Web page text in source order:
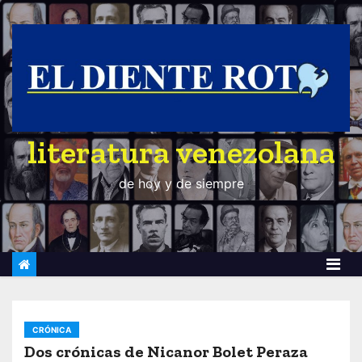
S
a
c
o
literatura venezolana
de hoy y de siempre
CRÓNICA
Dos crónicas de Nicanor Bolet Peraza